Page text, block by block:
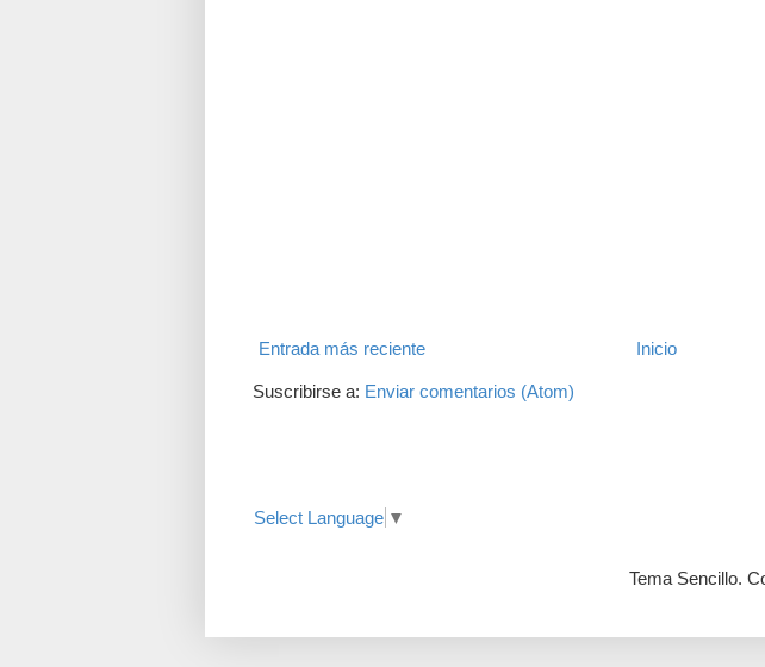
Entrada más reciente Inicio
Suscribirse a: Enviar comentarios (Atom)
Select Language ▼
Tema Sencillo.